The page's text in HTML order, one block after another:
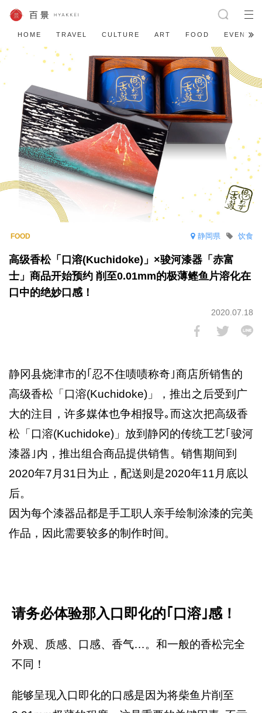
HOME TRAVEL CULTURE ART FOOD EVENT
静岡県 饮食
高级香松「口溶(Kuchidoke)」×骏河漆器「赤富
士」商品开始预约 削至0.01mm的极薄鲣鱼片溶化在
口中的绝妙口感！
2020.07.18
静冈县烧津市的｢忍不住啧啧称奇｣商店所销售的
高级香松「口溶(Kuchidoke)」，推出之后受到广
大的注目，许多媒体也争相报导｡而这次把高级香
松「口溶(Kuchidoke)」放到静冈的传统工艺｢骏河
漆器｣内，推出组合商品提供销售。销售期间到
2020年7月31日为止，配送则是2020年11月底以
后。
因为每个漆器品都是手工职人亲手绘制涂漆的完美
作品，因此需要较多的制作时间。
请务必体验那入口即化的｢口溶｣感！
外观、质感、口感、香气…。和一般的香松完全
不同！
能够呈现入口即化的口感是因为将柴鱼片削至